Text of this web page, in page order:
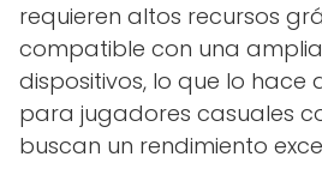
requieren altos recursos
compatible con una
dispositivos, lo que lo hace
para jugadores casuales
buscan un rendimiento